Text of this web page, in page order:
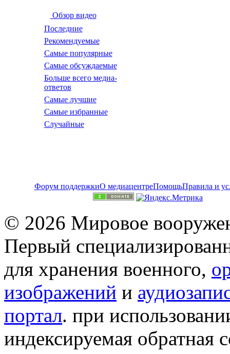
Обзор видео
Последние
Рекомендуемые
Самые популярные
Самые обсуждаемые
Больше всего медиа-
ответов
Самые лучшие
Самые избранные
Случайные
Форум поддержкиО медиацентреПомощьПравила и
© 2026 Мировое
Первый
для хранения военного,
изображений и
портал. при
индексируемая обратная